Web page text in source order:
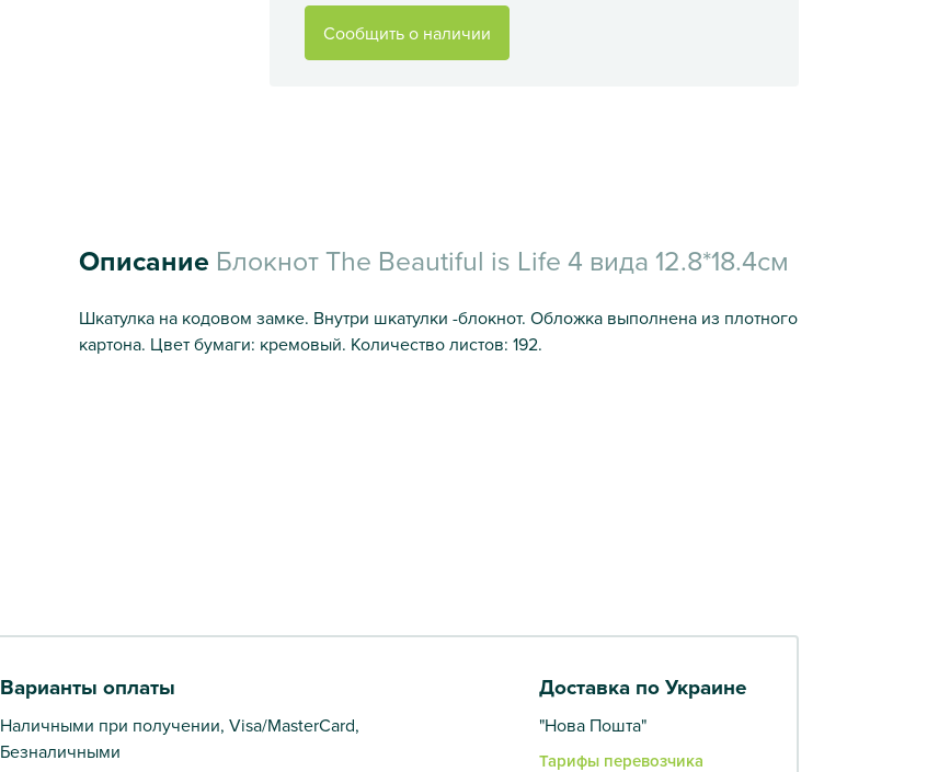
Сообщить о наличии
Описание Блокнот The Beautiful is Life 4 вида 12.8*18.4см
Шкатулка на кодовом замке. Внутри шкатулки -блокнот. Обложка выполнена из плотного
картона. Цвет бумаги: кремовый. Количество листов: 192.
Варианты оплаты
Наличными при получении, Visa/MasterCard,
Безналичными
Доставка по Украине
"Нова Пошта"
Тарифы перевозчика